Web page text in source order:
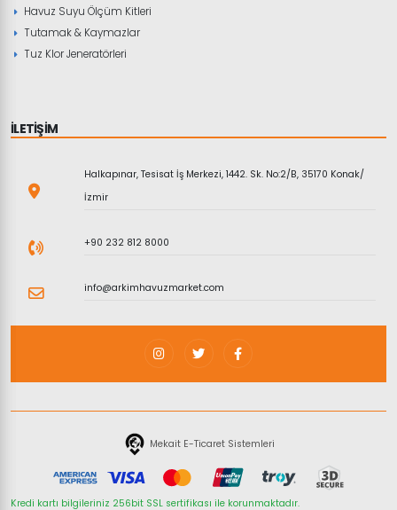
Havuz Suyu Ölçüm Kitleri
Tutamak & Kaymazlar
Tuz Klor Jeneratörleri
İLETİŞİM
Halkapınar, Tesisat İş Merkezi, 1442. Sk. No:2/B, 35170 Konak/
İzmir
+90 232 812 8000
info@arkimhavuzmarket.com
Mekait E-Ticaret Sistemleri
Kredi kartı bilgileriniz 256bit SSL sertifikası ile korunmaktadır.